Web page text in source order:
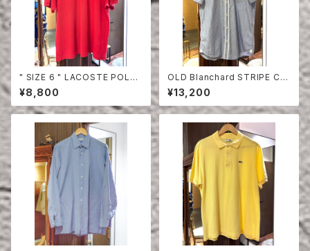
" SIZE 6 " LACOSTE POLO
SHIRT RED
¥8,800
OLD Blanchard STRIPE CO
TTON HALF SLEEVE SHIRT
¥13,200